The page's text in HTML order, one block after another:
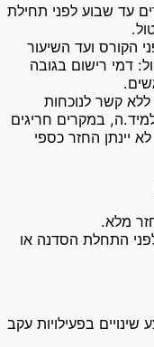
עד שבוע לפני תחילת
הקורס ועד השיעור
דמי רישום בגובה
ללא קשר לנוכחות
במקרים חריגים
יינתן החזר כספי
קצרה מ 3 ימים לפני התחלת הסדנה או
בפעילויות עקב